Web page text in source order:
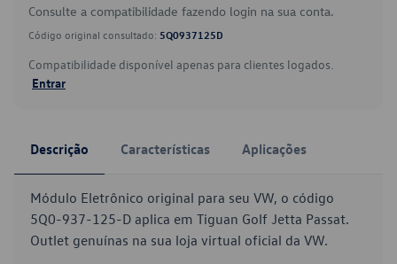
Consulte a compatibilidade fazendo login na sua conta.
Código original consultado: 5Q0937125D
Compatibilidade disponível apenas para clientes logados.
Entrar
Descrição Características Aplicações
Módulo Eletrônico original para seu VW, o código
5Q0-937-125-D aplica em Tiguan Golf Jetta Passat.
Outlet genuínas na sua loja virtual oficial da VW.